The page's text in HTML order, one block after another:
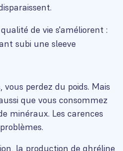
de vie s'améliorent :
subi une sleeve
perdez du poids. Mais
que vous consommez
minéraux. Les carences
la production de ghréline